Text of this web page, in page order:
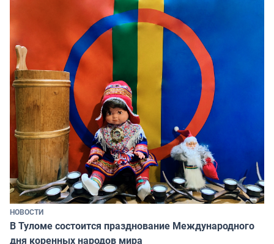
НОВОСТИ
В Туломе состоится празднование Международного
дня коренных народов мира